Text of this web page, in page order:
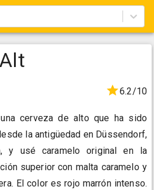
6.2/10
una cerveza de alto que ha sido
la antigüedad en Düssendorf,
y usé caramelo original en la
superior con malta caramelo y
El color es rojo marrón intenso.